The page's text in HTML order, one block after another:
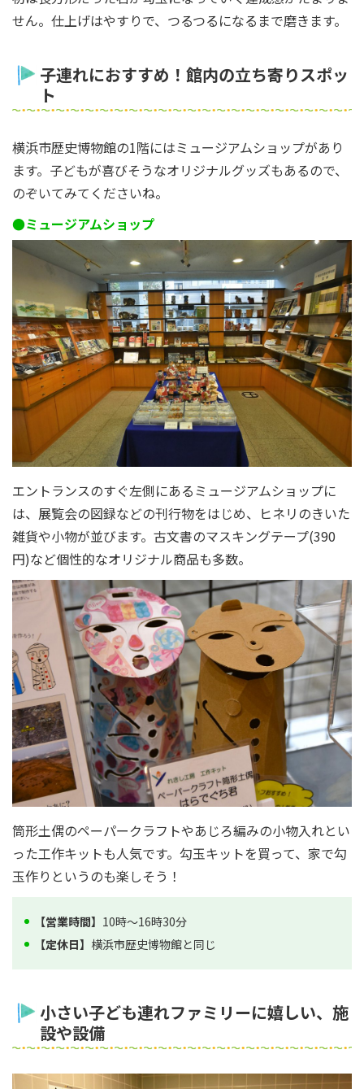
せん。仕上げはやすりで、つるつるになるまで磨きます。
子連れにおすすめ！館内の立ち寄りスポッ
ト
横浜市歴史博物館の1階にはミュージアムショップがあり
ます。子どもが喜びそうなオリジナルグッズもあるので、
のぞいてみてくださいね。
●ミュージアムショップ
エントランスのすぐ左側にあるミュージアムショップに
は、展覧会の図録などの刊行物をはじめ、ヒネリのきいた
雑貨や小物が並びます。古文書のマスキングテープ(390
円)など個性的なオリジナル商品も多数。
筒形土偶のペーパークラフトやあじろ編みの小物入れとい
った工作キットも人気です。勾玉キットを買って、家で勾
玉作りというのも楽しそう！
【営業時間】 10時～16時30分
【定休日】 横浜市歴史博物館と同じ
小さい子ども連れファミリーに嬉しい、施
設や設備